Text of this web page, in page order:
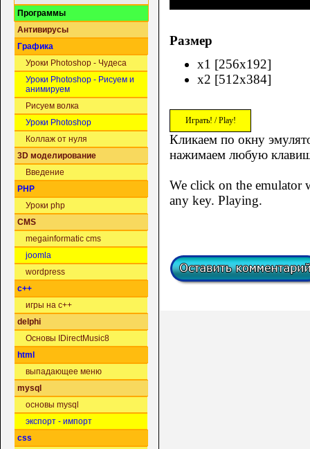
Программы
Антивирусы
Графика
Уроки Photoshop - Чудеса
Уроки Photoshop - Рисуем и
анимируем
Рисуем волка
Уроки Photoshop
Коллаж от нуля
3D моделирование
Введение
PHP
Уроки php
CMS
megainformatic cms
joomla
wordpress
c++
игры на c++
delphi
Основы IDirectMusic8
html
выпадающее меню
mysql
основы mysql
экспорт - импорт
css
Размер
x1 [256x192]
x2 [512x384]
Играть! / Play!
Кликаем по окну
нажимаем любую
We click on the emulator
any key. Playing.